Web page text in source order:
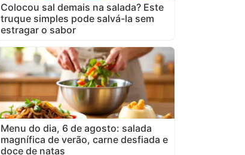
Colocou sal demais na salada? Este
truque simples pode salvá-la sem
estragar o sabor
Menu do dia, 6 de agosto: salada
magnífica de verão, carne desfiada e
doce de natas